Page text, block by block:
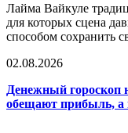
Лайма Вайкуле
для которых сцена
способом сохранить
02.08.2026
Денежный гороскоп
обещают прибыль, а